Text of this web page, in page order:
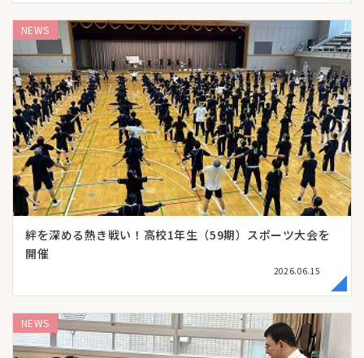
絆を深める熱き戦い！高校1年生（59期）スポーツ大会を
開催
2026.06.15
NEWS
NEWS